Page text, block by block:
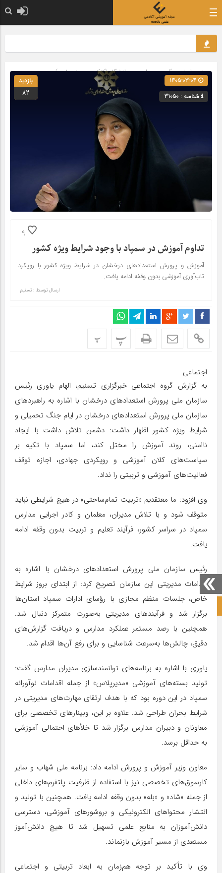
صفحه نخست آکادمی علمی
صفحه اصلی» گروه »مدارس و دانشگاه (کنکور و حوزه علمیه)
شناسه : 31050
بازدید
82
9
تداوم آموزش در سمپاد با وجود شرایط ویژه کشور
آموزش و پرورش استعدادهای درخشان در شرایط ویژه کشور با رویکرد
تاب‌آوری آموزشی بدون وقفه ادامه یافت.
ارسال توسط : تسنیم
پ پ
اجتماعی
به گزارش گروه اجتماعی خبرگزاری تسنیم، الهام یاوری رئیس
سازمان ملی پرورش استعدادهای درخشان با اشاره به راهبردهای
سازمان ملی پرورش استعدادهای درخشان در ایام جنگ تحمیلی و
شرایط ویژه کشور اظهار داشت: دشمن تلاش داشت با ایجاد
ناامنی، روند آموزش را مختل کند، اما سمپاد با تکیه بر
سیاست‌های کلان آموزشی و رویکردی جهادی، اجازه توقف
فعالیت‌های آموزشی و تربیتی را نداد.
وی افزود: ما معتقدیم «تربیت تمام‌ساحتی» در هیچ شرایطی نباید
متوقف شود و با تلاش مدیران، معلمان و کادر اجرایی مدارس
سمپاد در سراسر کشور، فرآیند تعلیم و تربیت بدون وقفه ادامه
یافت.
رئیس سازمان ملی پرورش استعدادهای درخشان با اشاره به
اقدامات مدیریتی این سازمان تصریح کرد: از ابتدای بروز شرایط
خاص، جلسات منظم مجازی با رؤسای ادارات سمپاد استان‌ها
برگزار شد و فرآیندهای مدیریتی به‌صورت متمرکز دنبال شد.
همچنین با رصد مستمر عملکرد مدارس و دریافت گزارش‌های
دقیق، چالش‌ها به‌سرعت شناسایی و برای رفع آن‌ها اقدام شد.
یاوری با اشاره به برنامه‌های توانمندسازی مدیران مدارس گفت:
تولید بسته‌های آموزشی «مدیرپلاس» از جمله اقدامات نوآورانه
سمپاد در این دوره بود که با هدف ارتقای مهارت‌های مدیریتی در
شرایط بحران طراحی شد. علاوه بر این، وبینارهای تخصصی برای
معاونان و دبیران مدارس برگزار شد تا خلأهای احتمالی آموزشی
به حداقل برسد.
معاون وزیر آموزش و پرورش ادامه داد: برنامه ملی شهاب و سایر
کارسوق‌های تخصصی نیز با استفاده از ظرفیت پلتفرم‌های داخلی
از جمله «شاد» و «بله» بدون وقفه ادامه یافت. همچنین با تولید و
انتشار محتواهای الکترونیکی و بروشورهای آموزشی، دسترسی
دانش‌آموزان به منابع علمی تسهیل شد تا هیچ دانش‌آموز
مستعدی از مسیر آموزش بازنماند.
وی با تأکید بر توجه هم‌زمان به ابعاد تربیتی و اجتماعی